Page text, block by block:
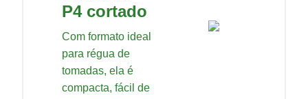
P4 cortado
Com formato ideal
para régua de
tomadas, ela é
compacta, fácil de